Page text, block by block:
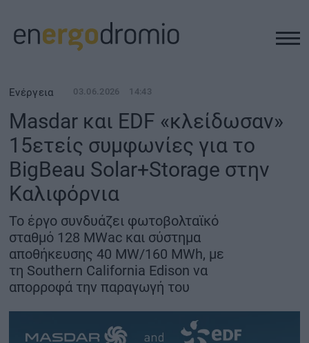
ΥΠΟΔΟΜΕΣ
REAL ESTATE
ΠΕΡΙΒΑΛΛΟΝ
ΕΝΕΡΓΕΙΑ
ΜΕΤΑΦΟΡΕΣ - ΗΛΕΚΤΡΟΚΙΝΗΣΗ
ΨΗΦΙΑΚΟΣ ΚΟΣΜΟΣ
ΟΙΚΟΝΟΜΙΑ - ΕΠΙΧΕΙΡΗΣΕΙΣ
Ενέργεια 03.06.2026 14:43
Masdar και EDF «κλείδωσαν»
15ετείς συμφωνίες για το
BigBeau Solar+Storage στην
Καλιφόρνια
Το έργο συνδυάζει φωτοβολταϊκό
σταθμό 128 MWac και σύστημα
αποθήκευσης 40 MW/160 MWh, με
τη Southern California Edison να
απορροφά την παραγωγή του